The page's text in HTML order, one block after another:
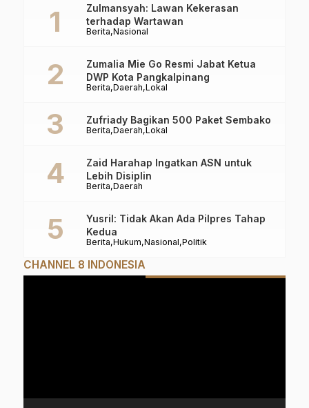
Berita Nasional
Zulmansyah: Lawan Kekerasan
terhadap Wartawan
Berita Daerah Lokal
Zumalia Mie Go Resmi Jabat Ketua
DWP Kota Pangkalpinang
Berita Daerah Lokal
Zufriady Bagikan 500 Paket Sembako
Berita Daerah
Zaid Harahap Ingatkan ASN untuk
Lebih Disiplin
Berita Hukum Nasional Politik
Yusril: Tidak Akan Ada Pilpres Tahap
Kedua
CHANNEL 8 INDONESIA